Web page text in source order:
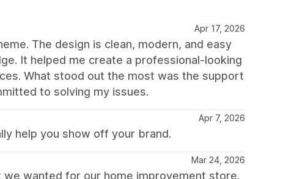
Apr 17, 2026
The design is clean, modern, and easy
It helped me create a professional-looking
What stood out the most was the support
to solving my issues.
Apr 7, 2026
help you show off your brand.
Mar 24, 2026
wanted for our home improvement store.